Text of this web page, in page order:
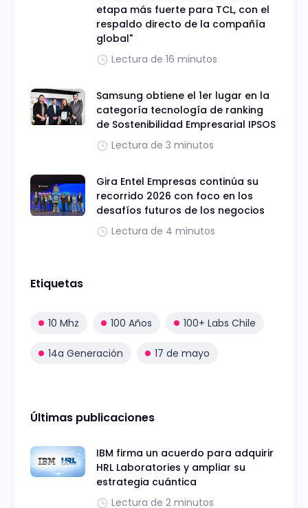
etapa más fuerte para TCL, con el
respaldo directo de la compañía
global"
Lectura de 16 minutos
Samsung obtiene el 1er lugar en la
categoría tecnología de ranking
de Sostenibilidad Empresarial IPSOS
Lectura de 3 minutos
Gira Entel Empresas continúa su
recorrido 2026 con foco en los
desafíos futuros de los negocios
Lectura de 4 minutos
Etiquetas
10 Mhz 100 Años 100+ Labs Chile
14a Generación 17 de mayo
Últimas publicaciones
IBM firma un acuerdo para adquirir
HRL Laboratories y ampliar su
estrategia cuántica
Lectura de 2 minutos